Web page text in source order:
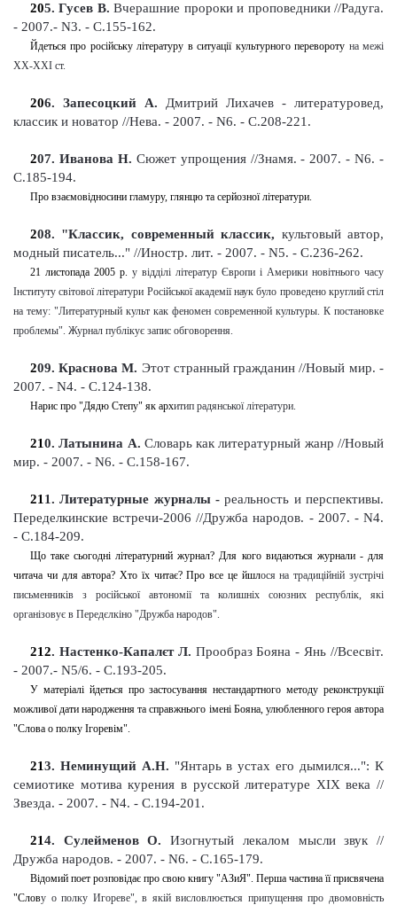
205. Гусев В. Вчерашние пророки и проповедники //Радуга.
- 2007.- N3. - С.155-162.
Йдеться про російську літературу в ситуації культурного перевороту намежі
XX-XXI ст.
206. Запесоцкий А. Дмитрий Лихачев - литературовед,
классик и новатор //Нева. - 2007. - N6. - С.208-221 .
207. Иванова Н. Сюжет упрощения //Знамя. - 2007. - N6. -
С.185-194.
Про взаємовідносини гламуру, глянцю та серйозної літератури.
208. "Классик, современный классик, культовый автор,
модный писатель..." //Иностр. лит. - 2007. - N5. - С.236-262.
21 листопада 2005 р. у відділі літератур Європи і Америки новітнього часу
Інституту світової літератури Російської академії наук було проведено круглий стіл
на тему: "Литературный культ как феномен современной культуры. К постановке
проблемы". Журнал публікує запис обговорення.
209. Краснова М. Этот странный гражданин //Новый мир. -
2007. - N4. - С.124-138.
Нарис про "Дядю Степу" як архитип радянської літератури.
210. Латынина А. Словарь как литературный жанр //Новый
мир. - 2007. - N6. - С.158-167.
21 1. Литературные журналы -реальность и перспективы.
Переделкинские встречи-2006 //Дружба народов. - 2007. - N4.
- С.184-209.
Що таке сьогодні літературний журнал? Для кого видаються журнали - для
читача чи для автора? Хто їх читає? Про все це йшлося на традиційній зустрічі
письменників з російської автономії та колишніх союзних республік, які
організовує в Передєлкіно "Дружба народов".
212. Настенко-Капалєт Л. Прообраз Бояна - Янь //Всесвіт.
- 2007.- N5/6. - С.193-205.
У матеріалі йдеться про застосування нестандартного методу реконструкції
можливої дати народження та справжнього імені Бояна, улюбленного героя автора
"Слова о полку Ігоревім".
213. Неминущий А.Н. "Янтарь в устах его дымился...": К
семиотике мотива курения в русской литературе XIX века //
Звезда. - 2007. - N4. - С.194-201 .
214. Сулейменов О. Изогнутый лекалом мысли звук //
Дружба народов. - 2007. - N6. - С.165-179.
Відомий поет розповідає про свою книгу "АЗиЯ". Перша частина її присвячена
"Слову о полку Игореве", в якій висловлюється припущення про двомовність